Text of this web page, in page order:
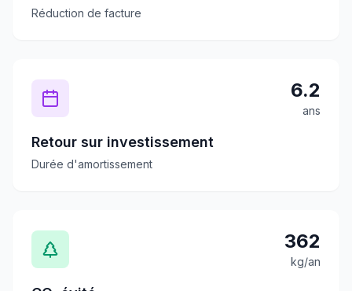
Réduction de facture
6.2
ans
Retour sur investissement
Durée d'amortissement
362
kg/an